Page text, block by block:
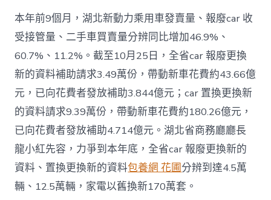
本年前9個月，湖北新動力乘用車發賣量、報廢car 收
受接管量、二手車買賣量分辨同比增加46.9%、
60.7%、11.2%。截至10月25日，全省car 報廢更換
新的資料補助請求3.49萬份，帶動新車花費約43.66億
元，已向花費者發放補助3.844億元；car 置換更換新
的資料請求9.39萬份，帶動新車花費約180.26億元，
已向花費者發放補助4.714億元。湖北省商務廳廳長
龍小紅先容，力爭到本年底，全省car 報廢更換新的
資料、置換更換新的資料包養網 花圃分辨到達4.5萬
輛、12.5萬輛，家電以舊換新170萬套。